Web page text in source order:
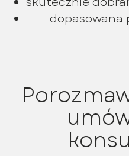
dopasowana